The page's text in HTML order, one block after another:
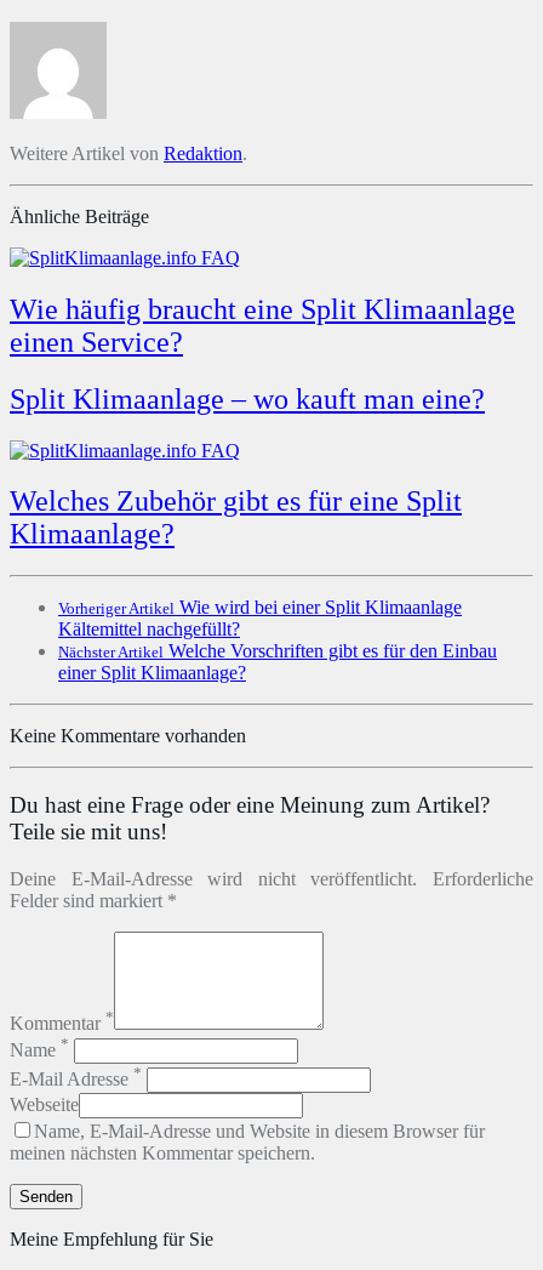
Weitere Artikel von Redaktion.
Ähnliche Beiträge
Wie häufig braucht eine Split Klimaanlage
einen Service?
Split Klimaanlage – wo kauft man eine?
Welches Zubehör gibt es für eine Split
Klimaanlage?
Vorheriger Artikel Wie wird bei einer Split Klimaanlage
Kältemittel nachgefüllt?
Nächster Artikel Welche Vorschriften gibt es für den Einbau
einer Split Klimaanlage?
Keine Kommentare vorhanden
Du hast eine Frage oder eine Meinung zum Artikel?
Teile sie mit uns!
Deine E-Mail-Adresse wird nicht veröffentlicht. Erforderliche
Felder sind markiert *
Kommentar *
Name *
E-Mail Adresse *
Webseite
Name, E-Mail-Adresse und Website in diesem Browser für
meinen nächsten Kommentar speichern.
Meine Empfehlung für Sie